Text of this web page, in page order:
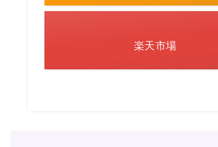
楽天市場